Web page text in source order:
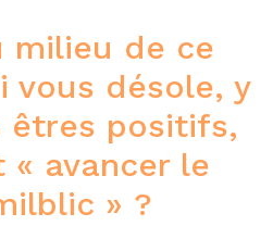
milieu de ce
vous désole, y
positifs,
avancer le
» ?